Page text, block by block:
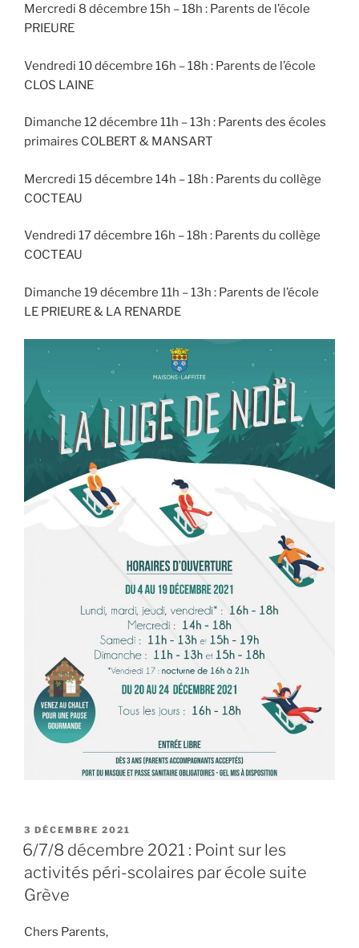
Mercredi 8 décembre 15h – 18h : Parents de l’école
PRIEURE
Vendredi 10 décembre 16h – 18h : Parents de l’école
CLOS LAINE
Dimanche 12 décembre 11h – 13h : Parents des écoles
primaires COLBERT & MANSART
Mercredi 15 décembre 14h – 18h : Parents du collège
COCTEAU
Vendredi 17 décembre 16h – 18h : Parents du collège
COCTEAU
Dimanche 19 décembre 11h – 13h : Parents de l’école
LE PRIEURE & LA RENARDE
PUBLIÉ
LE
3 DÉCEMBRE 2021
6/7/8 décembre 2021 : Point sur les
activités péri-scolaires par école suite
Grève
Chers Parents,